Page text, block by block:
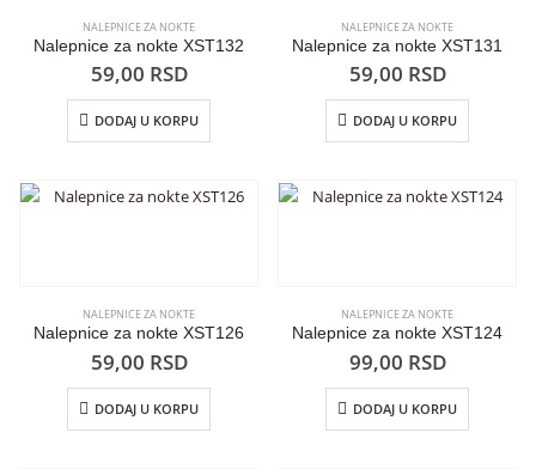
NALEPNICE ZA NOKTE
Nalepnice za nokte XST132
59,00 RSD
DODAJ U KORPU
NALEPNICE ZA NOKTE
Nalepnice za nokte XST131
59,00 RSD
DODAJ U KORPU
NALEPNICE ZA NOKTE
Nalepnice za nokte XST126
59,00 RSD
DODAJ U KORPU
NALEPNICE ZA NOKTE
Nalepnice za nokte XST124
99,00 RSD
DODAJ U KORPU